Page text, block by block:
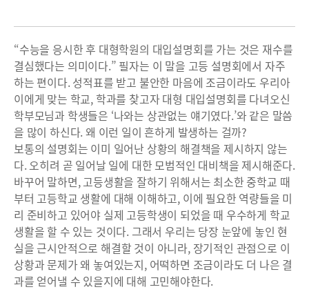
“수능을 응시한 후 대형학원의 대입설명회를 가는 것은 재수를
결심했다는 의미이다.” 필자는 이 말을 고등 설명회에서 자주
하는 편이다. 성적표를 받고 불안한 마음에 조금이라도 우리아
이에게 맞는 학교, 학과를 찾고자 대형 대입설명회를 다녀오신
학부모님과 학생들은 ‘나와는 상관없는 얘기였다.’와 같은 말씀
을 많이 하신다. 왜 이런 일이 흔하게 발생하는 걸까?
보통의 설명회는 이미 일어난 상황의 해결책을 제시하지 않는
다. 오히려 곧 일어날 일에 대한 모범적인 대비책을 제시해준다.
바꾸어 말하면, 고등생활을 잘하기 위해서는 최소한 중학교 때
부터 고등학교 생활에 대해 이해하고, 이에 필요한 역량들을 미
리 준비하고 있어야 실제 고등학생이 되었을 때 우수하게 학교
생활을 할 수 있는 것이다. 그래서 우리는 당장 눈앞에 놓인 현
실을 근시안적으로 해결할 것이 아니라, 장기적인 관점으로 이
상황과 문제가 왜 놓여있는지, 어떡하면 조금이라도 더 나은 결
과를 얻어낼 수 있을지에 대해 고민해야한다.